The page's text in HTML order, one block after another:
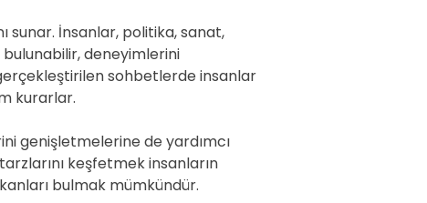
sunar. İnsanlar, politika, sanat,
bulunabilir, deneyimlerini
sohbetlerde insanlar
kurarlar.
genişletmelerine de yardımcı
keşfetmek insanların
bulmak mümkündür.